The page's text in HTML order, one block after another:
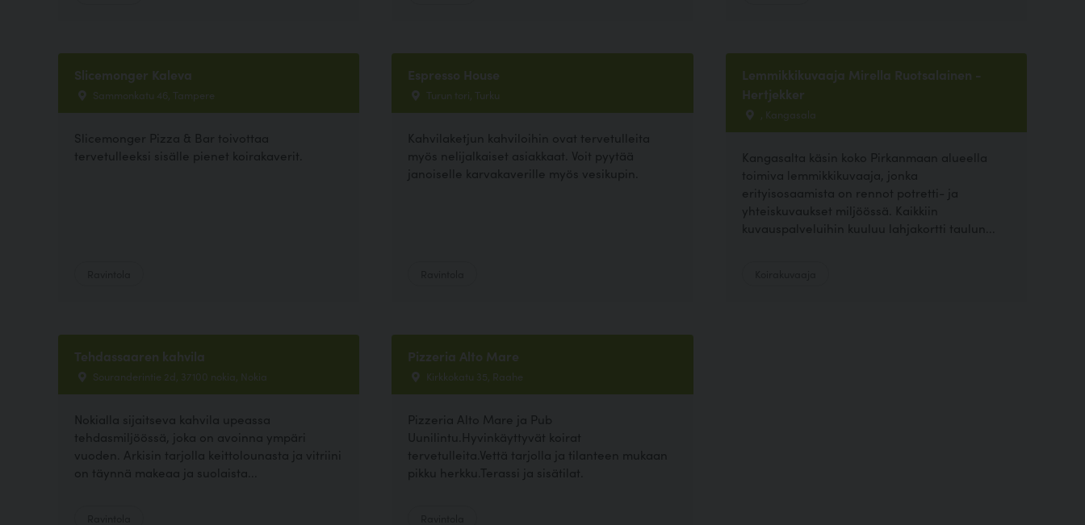
Slicemonger Kaleva
Sammonkatu 46, Tampere
Slicemonger Pizza & Bar toivottaa
tervetulleeksi sisälle pienet koirakaverit.
Espresso House
Turun tori, Turku
Kahvilaketjun kahviloihin ovat tervetulleita
myös nelijalkaiset asiakkaat. Voit pyytää
janoiselle karvakaverille myös vesikupin.
Lemmikkikuvaaja Mirella Ruotsalainen -
Hertjekker
, Kangasala
Kangasalta käsin koko Pirkanmaan alueella
toimiva lemmikkikuvaaja, jonka
erityisosaamista on rennot potretti- ja
yhteiskuvaukset miljöössä. Kaikkiin
kuvauspalveluihin kuuluu lahjakortti taulun...
Tehdassaaren kahvila
Souranderintie 2d, 37100 nokia, Nokia
Nokialla sijaitseva kahvila upeassa
tehdasmiljöössä, joka on avoinna ympäri
vuoden. Arkisin tarjolla keittolounasta ja vitriini
on täynnä makeaa ja suolaista...
Pizzeria Alto Mare
Kirkkokatu 35, Raahe
Pizzeria Alto Mare ja Pub
Uunilintu.Hyvinkäyttyvät koirat
tervetulleita.Vettä tarjolla ja tilanteen mukaan
pikku herkku.Terassi ja sisätilat.